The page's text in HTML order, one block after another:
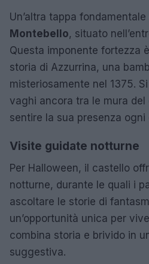
Un’altra tappa fondamentale
Montebello, situato
Questa imponente fortezza
storia di Azzurrina, una
misteriosamente nel 1375.
vaghi ancora tra le mura
sentire la sua presenza ogni
Visite guidate notturne
Per Halloween, il castello
notturne, durante le quali i
ascoltare le storie di
un’opportunità unica per
combina storia e brivido in
suggestiva.